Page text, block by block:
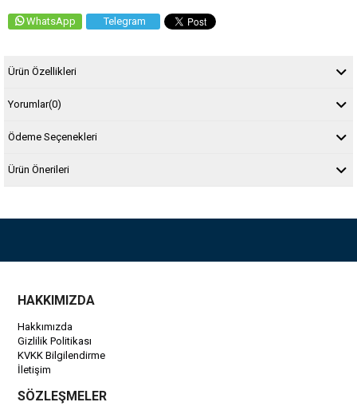
WhatsApp Telegram
Ürün Özellikleri
Yorumlar(0)
Ödeme Seçenekleri
Ürün Önerileri
HAKKIMIZDA
Hakkımızda
Gizlilik Politikası
KVKK Bilgilendirme
İletişim
SÖZLEŞMELER